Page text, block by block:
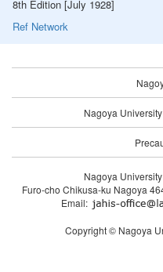
8th Edition [July 1928]
Ref Network
Nagoya
Nagoya
Furo-cho Chikusa-ku Nagoya
Email:
Copyright © Nagoya